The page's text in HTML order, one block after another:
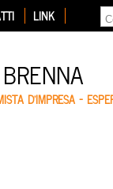
LINK
D'IMPRESA –